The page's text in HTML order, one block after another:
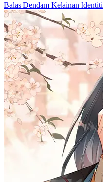
Balas Dendam Kelainan Identiti